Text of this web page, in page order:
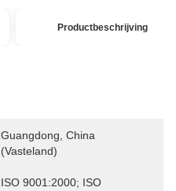
Productbeschrijving
Guangdong, China
(vasteland)
ISO 9001:2000; ISO